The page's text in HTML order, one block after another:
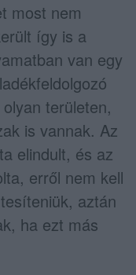
most nem
így is a
van egy
területen,
is vannak. Az
elindult, és az
erről nem kell
aztán
ha ezt más